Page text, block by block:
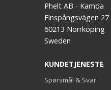
Phelt AB - Kamda
Finspångsvägen 27
60213 Norrköping
Sweden
KUNDETJENESTE
Spørsmål & Svar